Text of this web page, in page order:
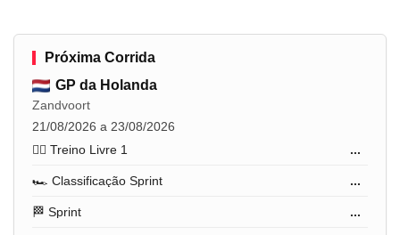
Próxima Corrida
GP da Holanda
Zandvoort
21/08/2026 a 23/08/2026
🏋️‍♂️ Treino Livre 1
...
🏎️ Classificação Sprint ...
🏁 Sprint ...